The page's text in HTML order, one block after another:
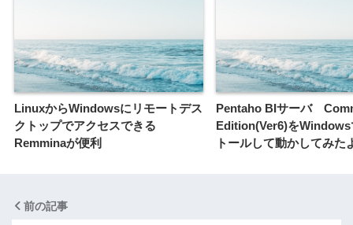
LinuxからWindowsにリモートデス
クトップでアクセスできる
Remminaが便利
Pentaho BIサーバ
Edition(Ver6)をWindows
トールして動かしてみた
前の記事